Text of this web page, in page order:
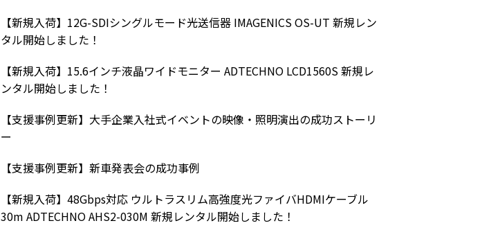
【新規入荷】12G-SDIシングルモード光送信器 IMAGENICS OS-UT 新規レン
タル開始しました！
【新規入荷】15.6インチ液晶ワイドモニター ADTECHNO LCD1560S 新規レ
ンタル開始しました！
【支援事例更新】大手企業入社式イベントの映像・照明演出の成功ストーリ
ー
【支援事例更新】新車発表会の成功事例
【新規入荷】48Gbps対応 ウルトラスリム高強度光ファイバHDMIケーブル
30m ADTECHNO AHS2-030M 新規レンタル開始しました！